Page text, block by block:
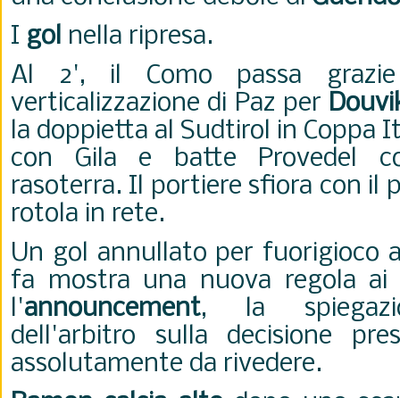
I gol nella ripresa.
Al 2', il Como passa
verticalizzazione di Paz per
la doppietta al Sudtirol in Coppa
con Gila e batte Provedel
rasoterra. Il portiere sfiora con il
rotola in rete.
Un gol annullato per fuorigioco
fa mostra una nuova regola
l'announcement, la
dell'arbitro sulla decisione
assolutamente da rivedere.